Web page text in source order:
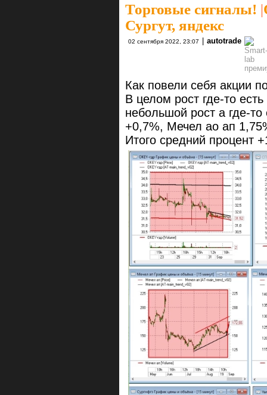
Торговые сигналы! |
Сургут, яндекс
02 сентября 2022, 23:07 | autotrade
Как повели себя акции
В целом рост где-то
небольшой рост а где-
+0,7%, Мечел ао ап
Итого средний процент